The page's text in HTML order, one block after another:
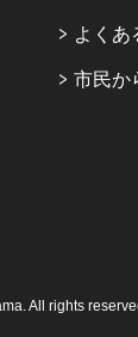
よくあ
市民か
All rights